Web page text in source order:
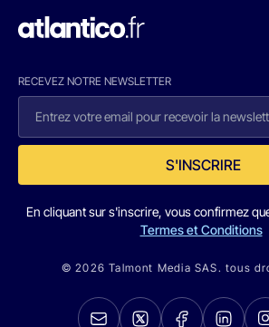
RECEVEZ NOTRE NEWSLETTER
S'INSCRIRE
En cliquant sur s'inscrire, vous confirmez
Termes et Conditions
© 2026 Talmont Media SAS. tous